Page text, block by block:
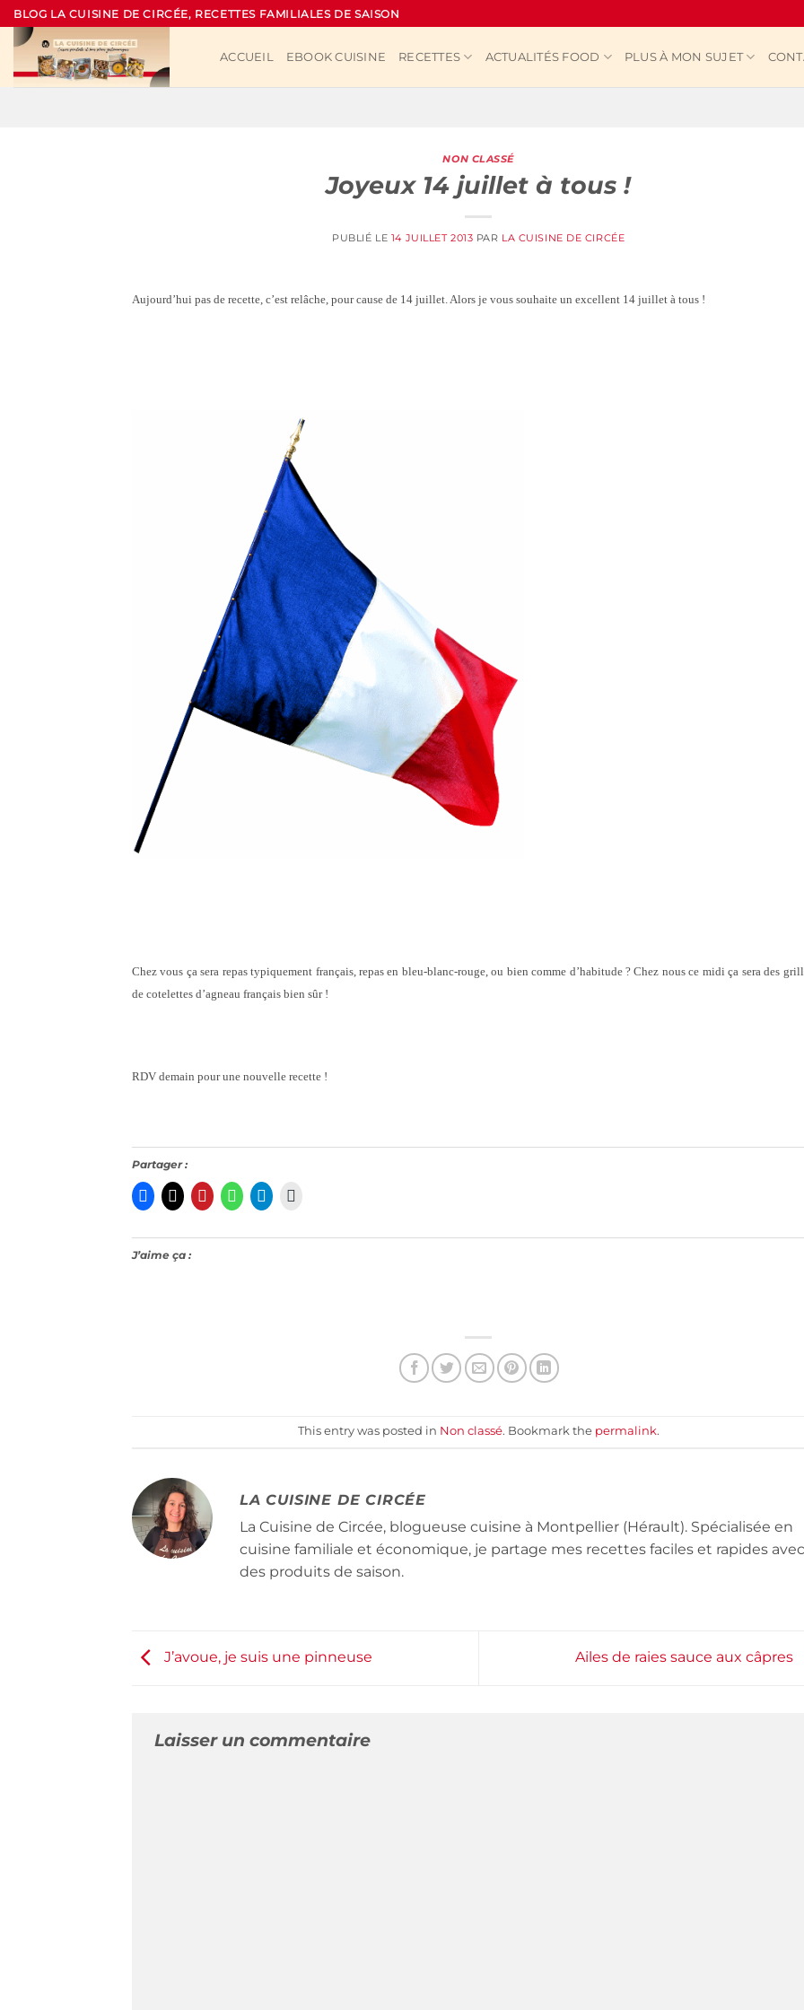
Passer
au
contenu
BLOG LA CUISINE DE CIRCÉE, RECETTES FAMILIALES DE SAISON
ACCUEIL EBOOK CUISINE RECETTES ACTUALITÉS FOOD PLUS À MON SUJET
NON CLASSÉ
Joyeux 14 juillet à tous !
PUBLIÉ LE 14 JUILLET 2013 PAR LA CUISINE DE CIRCÉE
Aujourd’hui pas de recette, c’est relâche, pour cause de 14 juillet. Alors je vous souhaite un excellent 14 juillet à tous !
Chez vous ça sera repas typiquement français, repas en bleu-blanc-rouge, ou bien comme d’habitude ? Chez nous ce midi ça sera des
de cotelettes d’agneau français bien sûr !
RDV demain pour une nouvelle recette !
Partager :
J’aime ça :
This entry was posted in Non classé. Bookmark the permalink.
LA CUISINE DE CIRCÉE
La Cuisine de Circée, blogueuse cuisine à Montpellier (Hérault). Spécialisée en
cuisine familiale et économique, je partage mes recettes faciles et rapides avec
des produits de saison.
J’avoue, je suis une pinneuse Ailes de raies sauce aux câpres
Laisser un commentaire